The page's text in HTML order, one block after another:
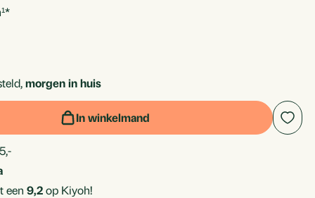
morgen in huis
In winkelmand
een 9,2op Kiyoh!